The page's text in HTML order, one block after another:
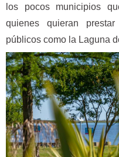
los pocos municipios
quienes quieran
públicos como la Laguna